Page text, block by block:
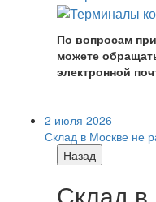
По вопросам
можете
электронной
2 июля 2026
Склад в Москве не
Назад